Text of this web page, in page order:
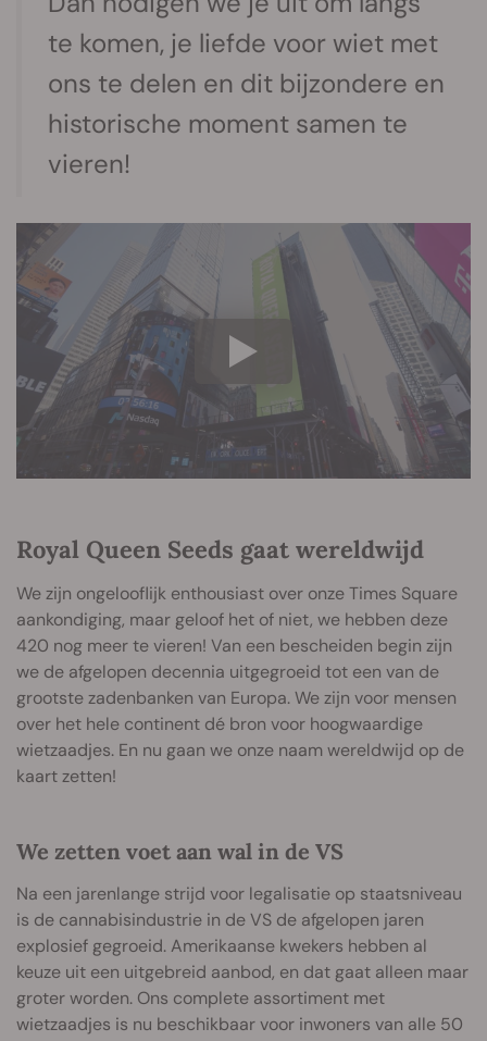
te komen, je liefde voor wiet met
ons te delen en dit bijzondere en
historische moment samen te
vieren!
Royal Queen Seeds gaat wereldwijd
We zijn ongelooflijk enthousiast over onze Times Square
aankondiging, maar geloof het of niet, we hebben deze
420 nog meer te vieren! Van een bescheiden begin zijn
we de afgelopen decennia uitgegroeid tot een van de
grootste zadenbanken van Europa. We zijn voor mensen
over het hele continent dé bron voor hoogwaardige
wietzaadjes. En nu gaan we onze naam wereldwijd op de
kaart zetten!
We zetten voet aan wal in de VS
Na een jarenlange strijd voor legalisatie op staatsniveau
is de cannabisindustrie in de VS de afgelopen jaren
explosief gegroeid. Amerikaanse kwekers hebben al
keuze uit een uitgebreid aanbod, en dat gaat alleen maar
groter worden. Ons complete assortiment met
wietzaadjes is nu beschikbaar voor inwoners van alle 50